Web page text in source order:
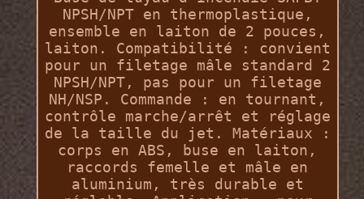
NPSH/NPT en thermoplastique,
ensemble en laiton de 2 pouces,
laiton. Compatibilité : convient
pour un filetage mâle standard 2
NPSH/NPT, pas pour un filetage
NH/NSP. Commande : en tournant,
contrôle marche/arrêt et réglage
de la taille du jet. Matériaux :
corps en ABS, buse en laiton,
raccords femelle et mâle en
aluminium, très durable et